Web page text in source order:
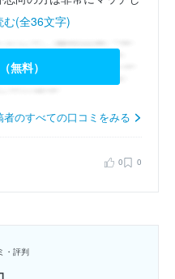
む(全36文字)
無料）
者のすべての口コミをみる
0 0
・評判